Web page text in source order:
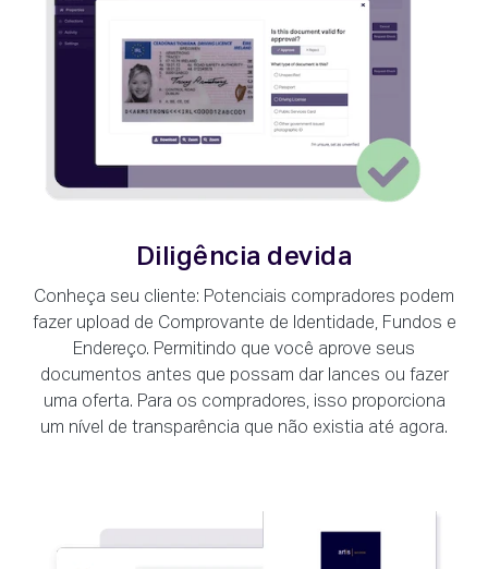
Diligência devida
Conheça seu cliente: Potenciais compradores podem
fazer upload de Comprovante de Identidade, Fundos e
Endereço. Permitindo que você aprove seus
documentos antes que possam dar lances ou fazer
uma oferta. Para os compradores, isso proporciona
um nível de transparência que não existia até agora.